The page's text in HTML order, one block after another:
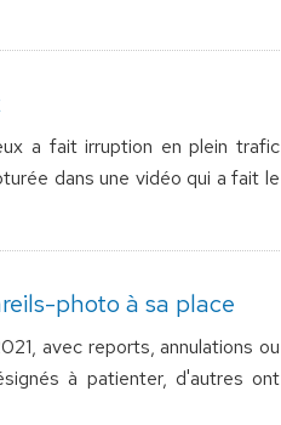
a fait irruption en plein trafic
dans une vidéo qui a fait le
photo à sa place
avec reports, annulations ou
à patienter, d'autres ont